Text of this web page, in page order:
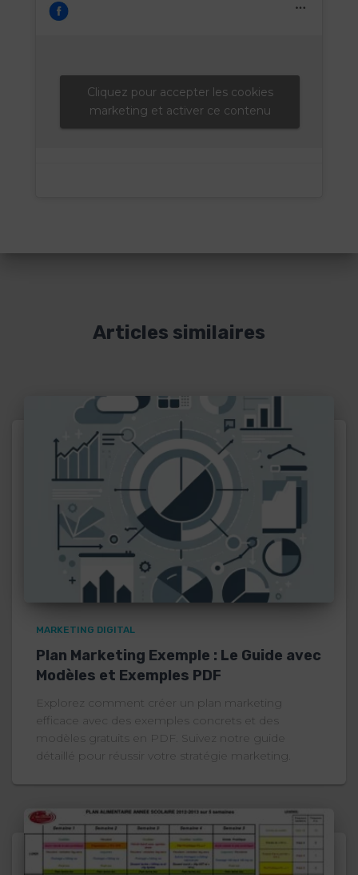
Cliquez pour accepter les cookies
marketing et activer ce contenu
Articles similaires
MARKETING DIGITAL
Plan Marketing Exemple : Le Guide avec
Modèles et Exemples PDF
Explorez comment créer un plan marketing
efficace avec des exemples concrets et des
modèles gratuits en PDF. Suivez notre guide
détaillé pour réussir votre stratégie marketing.